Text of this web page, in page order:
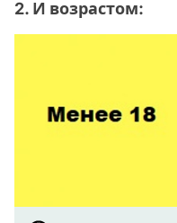
2. И возрастом: